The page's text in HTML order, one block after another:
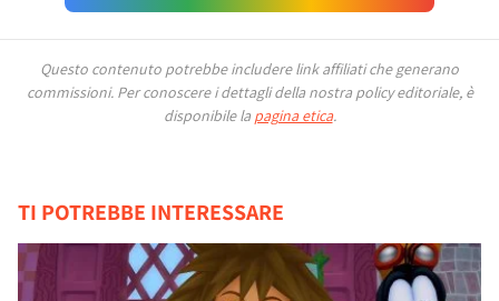
Questo contenuto potrebbe includere link affiliati che generano
commissioni. Per conoscere i dettagli della nostra policy editoriale, è
disponibile la pagina etica.
TI POTREBBE INTERESSARE